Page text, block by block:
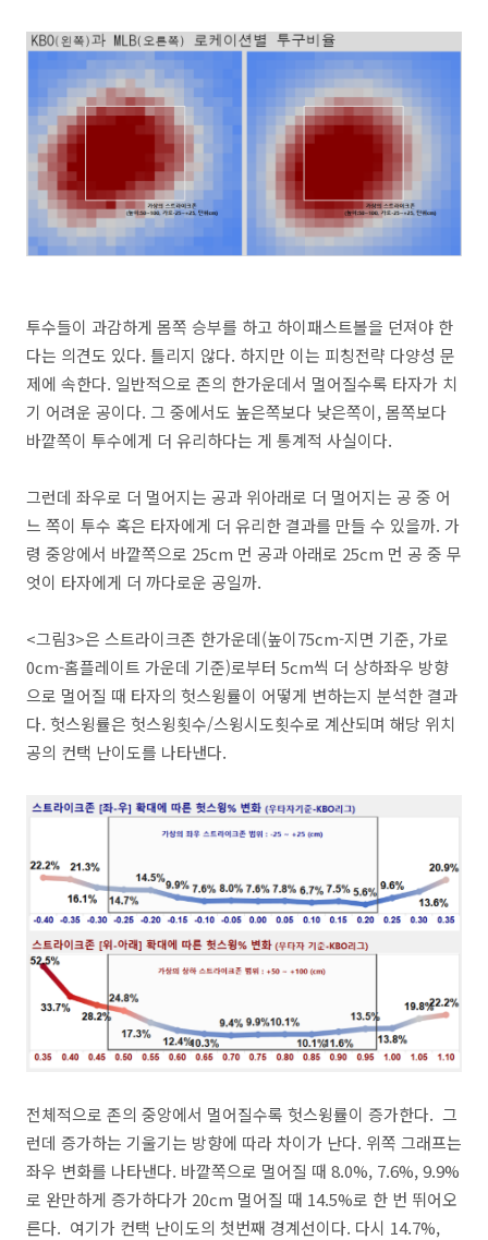
투수들이 과감하게 몸쪽 승부를 하고 하이패스트볼을 던져야 한
다는 의견도 있다. 틀리지 않다. 하지만 이는 피칭전략 다양성 문
제에 속한다. 일반적으로 존의 한가운데서 멀어질수록 타자가 치
기 어려운 공이다. 그 중에서도 높은쪽보다 낮은쪽이, 몸쪽보다
바깥쪽이 투수에게 더 유리하다는 게 통계적 사실이다.
그런데 좌우로 더 멀어지는 공과 위아래로 더 멀어지는 공 중 어
느 쪽이 투수 혹은 타자에게 더 유리한 결과를 만들 수 있을까. 가
령 중앙에서 바깥쪽으로 25cm 먼 공과 아래로 25cm 먼 공 중 무
엇이 타자에게 더 까다로운 공일까.
<그림3>은 스트라이크존 한가운데(높이75cm-지면 기준, 가로
0cm-홈플레이트 가운데 기준)로부터 5cm씩 더 상하좌우 방향
으로 멀어질 때 타자의 헛스윙률이 어떻게 변하는지 분석한 결과
다. 헛스윙률은 헛스윙횟수/스윙시도횟수로 계산되며 해당 위치
공의 컨택 난이도를 나타낸다.
전체적으로 존의 중앙에서 멀어질수록 헛스윙률이 증가한다. 그
런데 증가하는 기울기는 방향에 따라 차이가 난다. 위쪽 그래프는
좌우 변화를 나타낸다. 바깥쪽으로 멀어질 때 8.0%, 7.6%, 9.9%
로 완만하게 증가하다가 20cm 멀어질 때 14.5%로 한 번 뛰어오
른다. 여기가 컨택 난이도의 첫번째 경계선이다. 다시 14.7%,